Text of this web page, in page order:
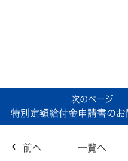
特別定額給付金申請書のお
前へ 一覧へ